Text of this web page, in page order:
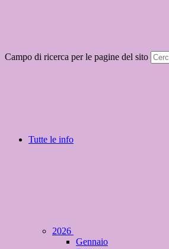
Campo di ricerca per le pagine del sito
Tutte le info
2026
Gennaio